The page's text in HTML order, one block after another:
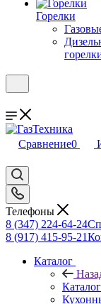
Горелки
Сравнение0
Телефоны
8 (347) 224-64-24
8 (917) 415-95-21
Каталог
Каталог